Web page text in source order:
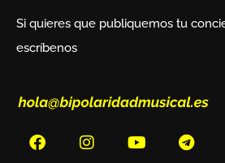
Si quieres que publiquemos tu
escríbenos